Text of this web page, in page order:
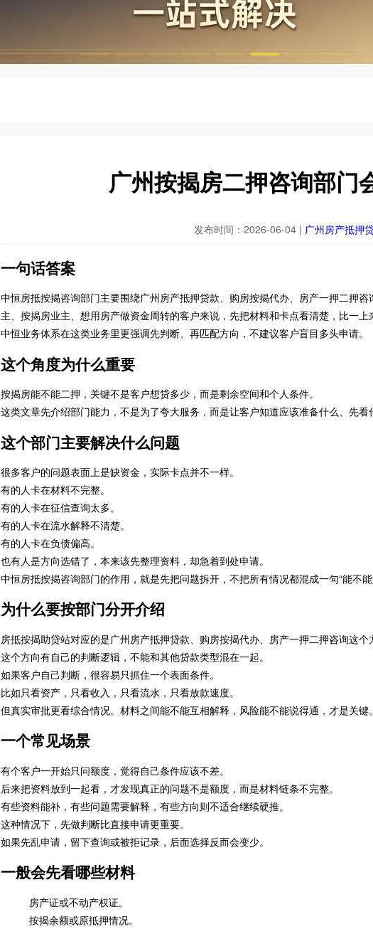
广州按揭房二押咨询部门
发布时间：2026-06-04 | 广州房产抵押
一句话答案
中恒房抵按揭咨询部门主要围绕广州房产抵押贷款、购房按揭代办、房产一押二押
主、按揭房业主、想用房产做资金周转的客户来说，先把材料和卡点看清楚，比一上
中恒业务体系在这类业务里更强调先判断、再匹配方向，不建议客户盲目多头申请。
这个角度为什么重要
按揭房能不能二押，关键不是客户想贷多少，而是剩余空间和个人条件。
这类文章先介绍部门能力，不是为了夸大服务，而是让客户知道应该准备什么、先看
这个部门主要解决什么问题
很多客户的问题表面上是缺资金，实际卡点并不一样。
有的人卡在材料不完整。
有的人卡在征信查询太多。
有的人卡在流水解释不清楚。
有的人卡在负债偏高。
也有人是方向选错了，本来该先整理资料，却急着到处申请。
中恒房抵按揭咨询部门的作用，就是先把问题拆开，不把所有情况都混成一句“能不能
为什么要按部门分开介绍
房抵按揭助贷站对应的是广州房产抵押贷款、购房按揭代办、房产一押二押咨询这个
这个方向有自己的判断逻辑，不能和其他贷款类型混在一起。
如果客户自己判断，很容易只抓住一个表面条件。
比如只看资产，只看收入，只看流水，只看放款速度。
但真实审批更看综合情况。材料之间能不能互相解释，风险能不能说得通，才是关键。
一个常见场景
有个客户一开始只问额度，觉得自己条件应该不差。
后来把资料放到一起看，才发现真正的问题不是额度，而是材料链条不完整。
有些资料能补，有些问题需要解释，有些方向则不适合继续硬推。
这种情况下，先做判断比直接申请更重要。
如果先乱申请，留下查询或被拒记录，后面选择反而会变少。
一般会先看哪些材料
房产证或不动产权证。
按揭余额或原抵押情况。